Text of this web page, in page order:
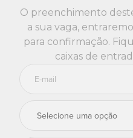
O preenchimento
a sua vaga,
para confirmação.
caixas de